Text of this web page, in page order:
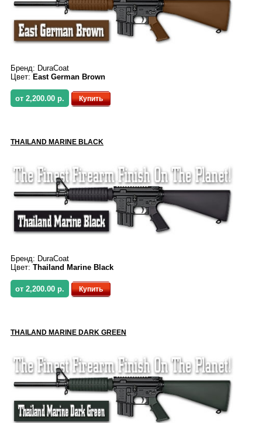
Бренд: DuraCoat
Цвет: East German Brown
от 2,200.00 р. Купить
THAILAND MARINE BLACK
Бренд: DuraCoat
Цвет: Thailand Marine Black
от 2,200.00 р. Купить
THAILAND MARINE DARK GREEN